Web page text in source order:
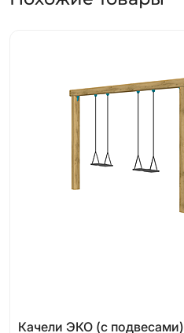
Качели ЭКО (с подвесами)